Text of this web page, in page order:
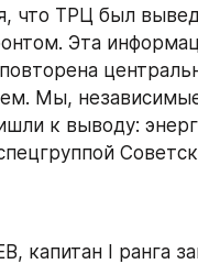
что ТРЦ был
Эта
Мы,
к выводу:
капитан I ранга